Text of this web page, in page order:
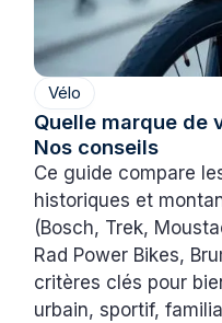
Vélo
Quelle marque de
Nos conseils
Ce guide compare
historiques et
(Bosch, Trek,
Rad Power Bikes,
critères clés pour
urbain, sportif,